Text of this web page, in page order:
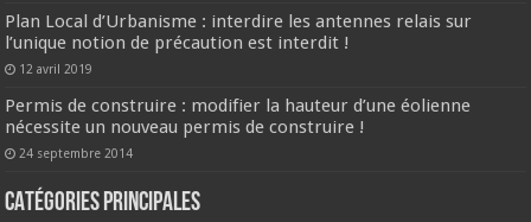
Plan Local d’Urbanisme : interdire les antennes relais sur
l’unique notion de précaution est interdit !
12 avril 2019
Permis de construire : modifier la hauteur d’une éolienne
nécessite un nouveau permis de construire !
24 septembre 2014
CATÉGORIES PRINCIPALES